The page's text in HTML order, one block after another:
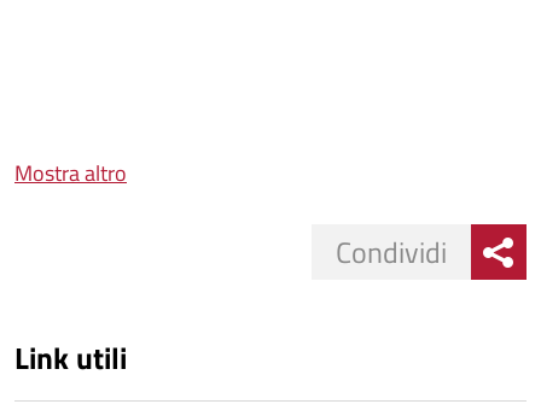
Mostra altro
Condividi
Link utili